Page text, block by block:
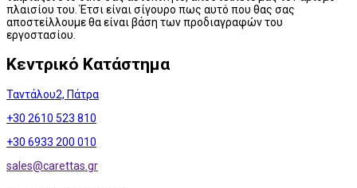
πλαισίου του. Έτσι είναι σίγουρο πως αυτό που θας σας
αποστείλλουμε θα είναι βάση των προδιαγραφών του
εργοστασίου.
Κεντρικό Κατάστημα
Ταντάλου2, Πάτρα
+30 2610 523 810
+30 6933 200 010
sales@carettas.gr